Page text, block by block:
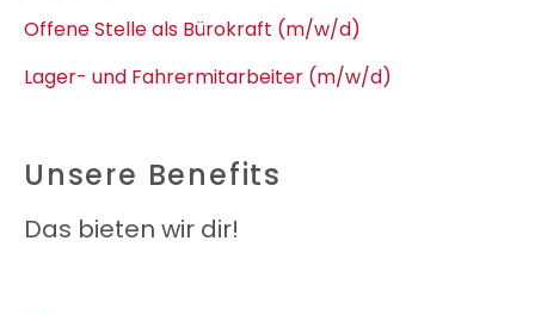
Offene Stelle als Bürokraft (m/w/d)
Lager- und Fahrermitarbeiter (m/w/d)
Unsere Benefits
Das bieten wir dir!